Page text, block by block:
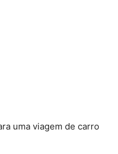
uma viagem de carro